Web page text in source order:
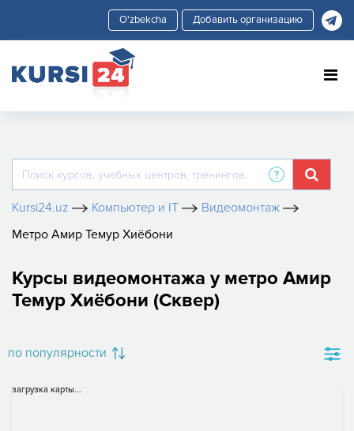
Добавить организацию
Kursi24.uz Компьютер и IT
Видеомонтаж
Метро Амир Темур Хиёбони
Курсы видеомонтажа у метро Амир
Темур Хиёбони (Сквер)
по популярности
загрузка карты...